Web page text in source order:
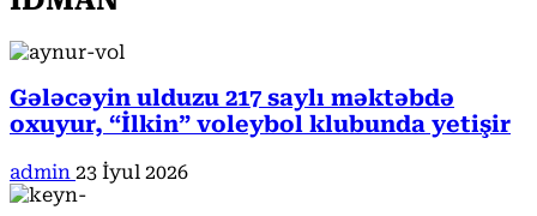
Gələcəyin ulduzu 217 saylı məktəbdə
oxuyur, “İlkin” voleybol klubunda yetişir
admin 23 İyul 2026